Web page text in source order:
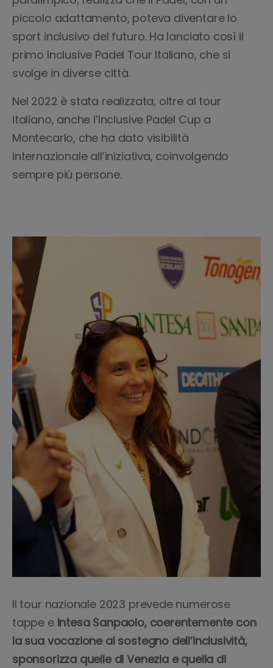
piccolo adattamento, poteva diventare lo
sport inclusivo del futuro. Ha lanciato così il
primo Inclusive Padel Tour Italiano, che si
svolge in diverse città.
Nel 2022 è stata realizzata, oltre al tour
italiano, anche l’Inclusive Padel Cup a
Montecarlo, che ha dato visibilità
internazionale all’iniziativa, coinvolgendo
sempre più persone.
Il tour nazionale 2023 prevede numerose
tappe eIntesa Sanpaolo, coerentemente con
la sua vocazione al sostegno dell’inclusività,
sponsorizza quelle di Venezia e quella di